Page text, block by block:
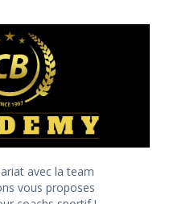
avec la team
vous proposes